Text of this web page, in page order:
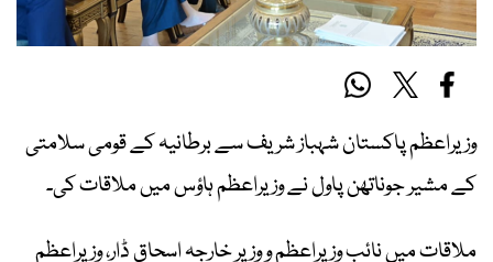
وزیراعظم پاکستان شہباز شریف سے برطانیہ کے قومی سلامتی
کے مشیر جوناتھن پاول نے وزیراعظم ہاؤس میں ملاقات کی۔
ملاقات میں نائب وزیراعظم و وزیر خارجہ اسحاق ڈار، وزیراعظم